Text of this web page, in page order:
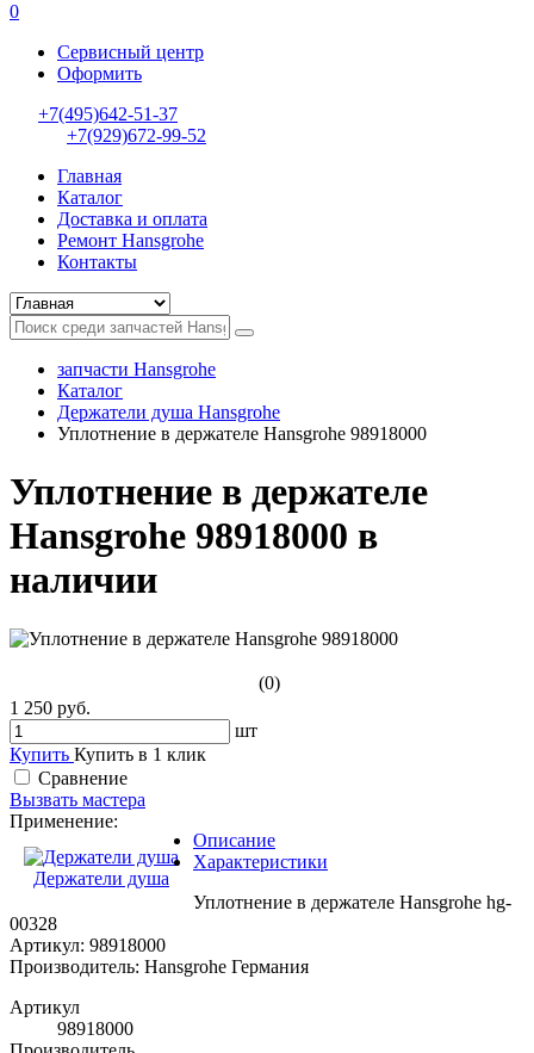
0
Сервисный центр
Оформить
+7(495)642-51-37
+7(929)672-99-52
Главная
Каталог
Доставка и оплата
Ремонт Hansgrohe
Контакты
запчасти Hansgrohe
Каталог
Держатели душа Hansgrohe
Уплотнение в держателе Hansgrohe 98918000
Уплотнение в держателе
Hansgrohe 98918000 в
наличии
(0)
1 250 руб.
шт
Купить Купить в 1 клик
Сравнение
Вызвать мастера
Применение:
Держатели душа
Описание
Характеристики
Уплотнение в держателе Hansgrohe hg-
00328
Артикул: 98918000
Производитель: Hansgrohe Германия
Артикул
98918000